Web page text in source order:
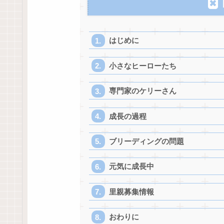
はじめに
小さなヒーローたち
専門家のケリーさん
成長の過程
ブリーディングの問題
元気に成長中
里親募集情報
おわりに